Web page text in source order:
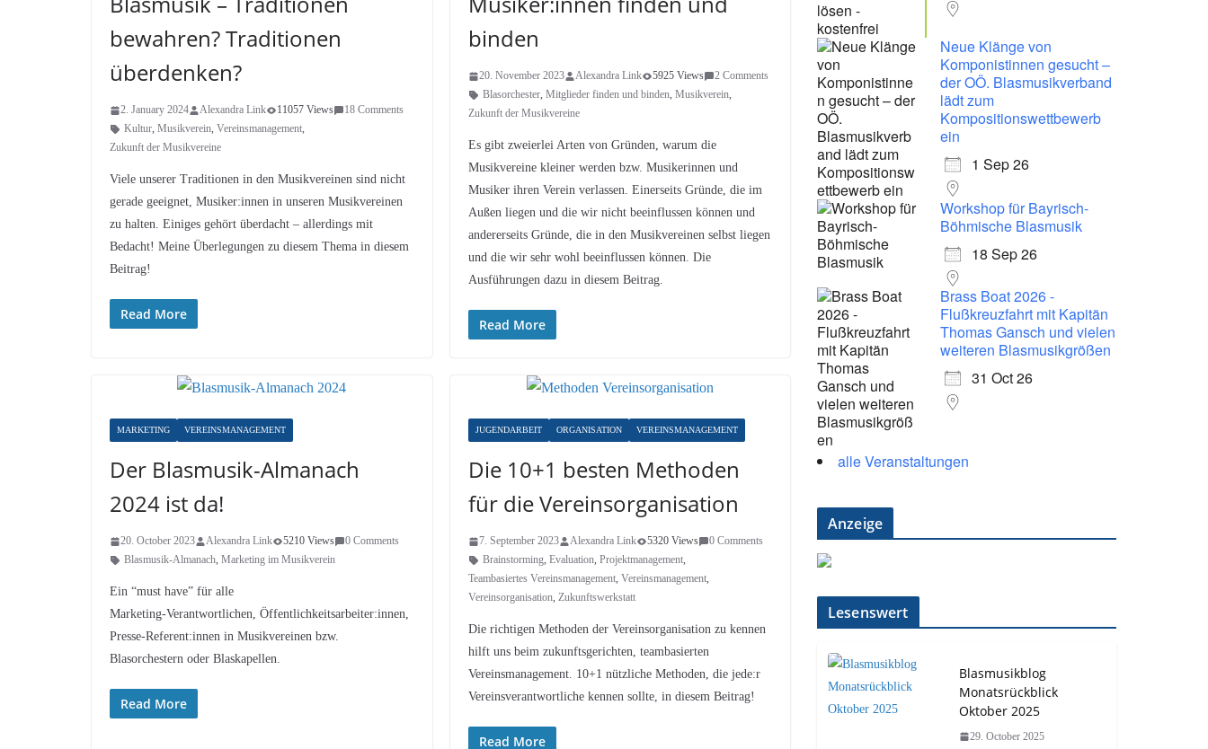
bewahren? Traditionen
überdenken?
2. January 2024 Alexandra Link 11057 Views
18 Comments
Kultur, Musikverein, Vereinsmanagement,
Zukunft der Musikvereine
Viele unserer Traditionen in den Musikvereinen sind nicht
gerade geeignet, Musiker:innen in unseren Musikvereinen
zu halten. Einiges gehört überdacht – allerdings mit
Bedacht! Meine Überlegungen zu diesem Thema in diesem
Beitrag!
Read More
binden
20. November 2023 Alexandra Link 5925 Views
2 Comments
Blasorchester, Mitglieder finden und binden, Musikverein,
Zukunft der Musikvereine
Es gibt zweierlei Arten von Gründen, warum die
Musikvereine kleiner werden bzw. Musikerinnen und
Musiker ihren Verein verlassen. Einerseits Gründe, die im
Außen liegen und die wir nicht beeinflussen können und
andererseits Gründe, die in den Musikvereinen selbst liegen
und die wir sehr wohl beeinflussen können. Die
Ausführungen dazu in diesem Beitrag.
Read More
MARKETING VEREINSMANAGEMENT
Der Blasmusik-Almanach
2024 ist da!
20. October 2023 Alexandra Link 5210 Views
0 Comments
Blasmusik-Almanach, Marketing im Musikverein
Ein “must have” für alle
Marketing-Verantwortlichen, Öffentlichkeitsarbeiter:innen,
Presse-Referent:innen in Musikvereinen bzw.
Blasorchestern oder Blaskapellen.
Read More
JUGENDARBEIT ORGANISATION VEREINSMANAGEMENT
Die 10+1 besten Methoden
für die Vereinsorganisation
7. September 2023 Alexandra Link 5320 Views
0 Comments
Brainstorming, Evaluation, Projektmanagement,
Teambasiertes Vereinsmanagement, Vereinsmanagement,
Vereinsorganisation, Zukunftswerkstatt
Die richtigen Methoden der Vereinsorganisation zu kennen
hilft uns beim zukunftsgerichten, teambasierten
Vereinsmanagement. 10+1 nützliche Methoden, die jede:r
Vereinsverantwortliche kennen sollte, in diesem Beitrag!
Read More
Neue Klänge von
Komponistinnen gesucht –
der OÖ. Blasmusikverband
lädt zum
Kompositionswettbewerb
ein
1 Sep 26
Workshop für Bayrisch-
Böhmische Blasmusik
18 Sep 26
Brass Boat 2026 -
Flußkreuzfahrt mit Kapitän
Thomas Gansch und vielen
weiteren Blasmusikgrößen
31 Oct 26
alle Veranstaltungen
Anzeige
Lesenswert
Blasmusikblog
Monatsrückblick
Oktober 2025
29. October 2025